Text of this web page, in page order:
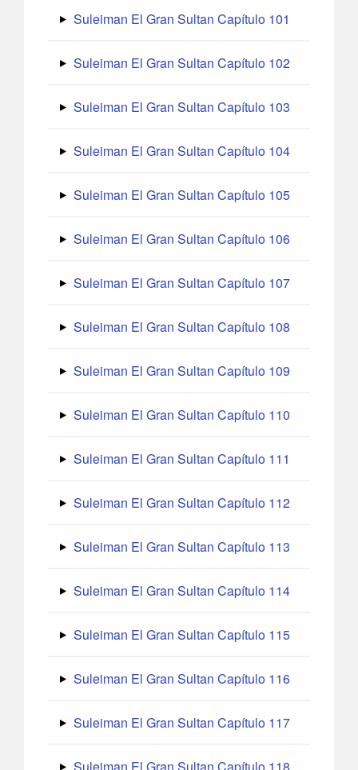
Suleiman El Gran Sultan Capítulo 101
Suleiman El Gran Sultan Capítulo 102
Suleiman El Gran Sultan Capítulo 103
Suleiman El Gran Sultan Capítulo 104
Suleiman El Gran Sultan Capítulo 105
Suleiman El Gran Sultan Capítulo 106
Suleiman El Gran Sultan Capítulo 107
Suleiman El Gran Sultan Capítulo 108
Suleiman El Gran Sultan Capítulo 109
Suleiman El Gran Sultan Capítulo 110
Suleiman El Gran Sultan Capítulo 111
Suleiman El Gran Sultan Capítulo 112
Suleiman El Gran Sultan Capítulo 113
Suleiman El Gran Sultan Capítulo 114
Suleiman El Gran Sultan Capítulo 115
Suleiman El Gran Sultan Capítulo 116
Suleiman El Gran Sultan Capítulo 117
Suleiman El Gran Sultan Capítulo 118